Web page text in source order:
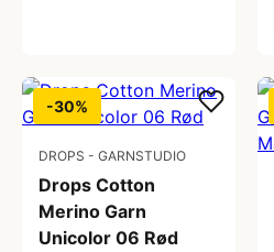
-30%
DROPS - GARNSTUDIO
Drops Cotton
Merino Garn
Unicolor 06 Rød